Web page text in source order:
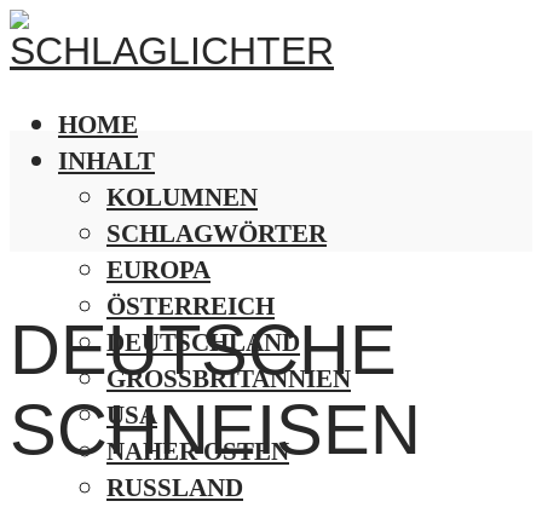
HOME
INHALT
KOLUMNEN
SCHLAGWÖRTER
EUROPA
ÖSTERREICH
DEUTSCHLAND
GROSSBRITANNIEN
USA
NAHER OSTEN
RUSSLAND
DEUTSCHE
SCHNEISEN